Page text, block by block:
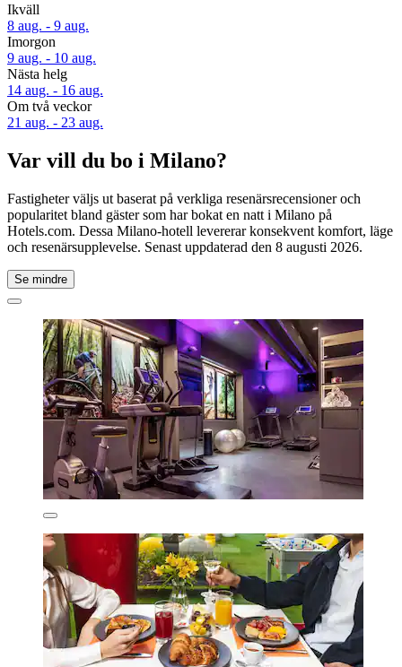
Ikväll
8 aug. - 9 aug.
Imorgon
9 aug. - 10 aug.
Nästa helg
14 aug. - 16 aug.
Om två veckor
21 aug. - 23 aug.
Var vill du bo i Milano?
Fastigheter väljs ut baserat på verkliga resenärsrecensioner och
popularitet bland gäster som har bokat en natt i Milano på
Hotels.com. Dessa Milano-hotell levererar konsekvent komfort, läge
och resenärsupplevelse. Senast uppdaterad den 8 augusti 2026.
Se mindre